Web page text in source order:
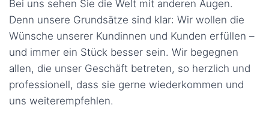
Bei uns sehen Sie die Welt mit anderen Augen.
Denn unsere Grundsätze sind klar: Wir wollen die
Wünsche unserer Kundinnen und Kunden erfüllen –
und immer ein Stück besser sein. Wir begegnen
allen, die unser Geschäft betreten, so herzlich und
professionell, dass sie gerne wiederkommen und
uns weiterempfehlen.